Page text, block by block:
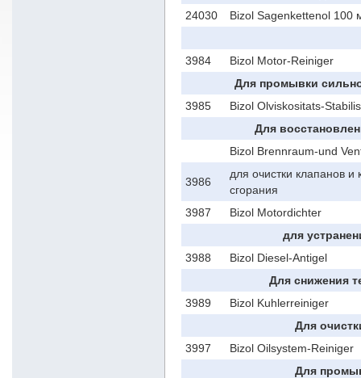
24030
Bizol Sagenkettenol 100
3984
Bizol Motor-Reiniger
Для промывки
3985
Bizol Olviskositats-
Для
Bizol Brennraum-und
3986
для очистки клапанов и
сгорания
3987
Bizol Motordichter
для
3988
Bizol Diesel-Antigel
Для снижения
3989
Bizol Kuhlerreiniger
Для
3997
Bizol Oilsystem-Reiniger
Для